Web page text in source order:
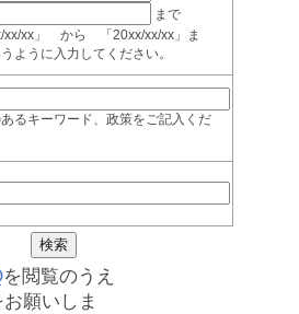
まで
xx/xx」 から 「20xx/xx/xx」ま
ように入力してください。
るキーワード、政策をご記入くだ
を閲覧のうえ
願いしま